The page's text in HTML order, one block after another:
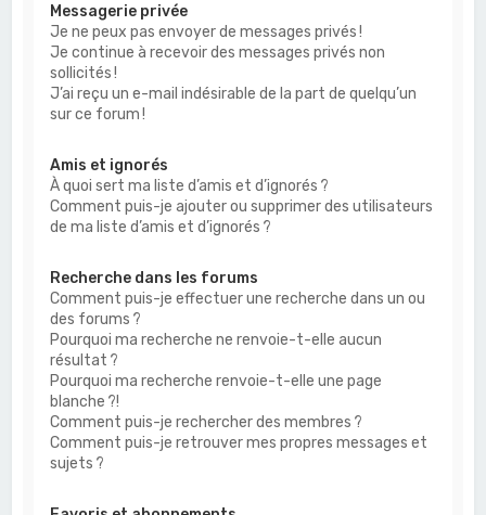
Messagerie privée
Je ne peux pas envoyer de messages privés !
Je continue à recevoir des messages privés non
sollicités !
J’ai reçu un e-mail indésirable de la part de quelqu’un
sur ce forum !
Amis et ignorés
À quoi sert ma liste d’amis et d’ignorés ?
Comment puis-je ajouter ou supprimer des utilisateurs
de ma liste d’amis et d’ignorés ?
Recherche dans les forums
Comment puis-je effectuer une recherche dans un ou
des forums ?
Pourquoi ma recherche ne renvoie-t-elle aucun
résultat ?
Pourquoi ma recherche renvoie-t-elle une page
blanche ?!
Comment puis-je rechercher des membres ?
Comment puis-je retrouver mes propres messages et
sujets ?